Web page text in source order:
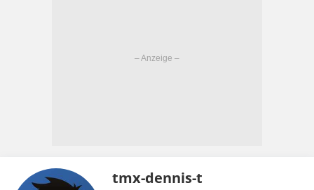
tmx-dennis-t